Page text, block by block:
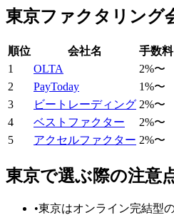
東京ファクタリング
順位 会社名 手数料
1
OLTA 2%〜
2
PayToday 1%〜
3
ビートレーディング 2%〜
4
ベストファクター 2%〜
5
アクセルファクター 2%〜
東京で選ぶ際の注意
•東京はオンライン完結型